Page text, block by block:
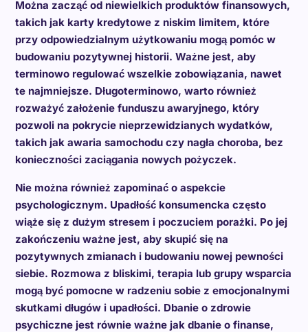
Można zacząć od niewielkich produktów finansowych,
takich jak karty kredytowe z niskim limitem, które
przy odpowiedzialnym użytkowaniu mogą pomóc w
budowaniu pozytywnej historii. Ważne jest, aby
terminowo regulować wszelkie zobowiązania, nawet
te najmniejsze. Długoterminowo, warto również
rozważyć założenie funduszu awaryjnego, który
pozwoli na pokrycie nieprzewidzianych wydatków,
takich jak awaria samochodu czy nagła choroba, bez
konieczności zaciągania nowych pożyczek.
Nie można również zapominać o aspekcie
psychologicznym. Upadłość konsumencka często
wiąże się z dużym stresem i poczuciem porażki. Po jej
zakończeniu ważne jest, aby skupić się na
pozytywnych zmianach i budowaniu nowej pewności
siebie. Rozmowa z bliskimi, terapia lub grupy wsparcia
mogą być pomocne w radzeniu sobie z emocjonalnymi
skutkami długów i upadłości. Dbanie o zdrowie
psychiczne jest równie ważne jak dbanie o finanse,